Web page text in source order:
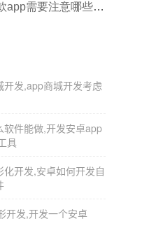
App开发：开发一款app需要注意哪些东西？
开发,app商城开发考虑
软件能做,开发安卓app
具
化开发,安卓如何开发自
开发,开发一个安卓